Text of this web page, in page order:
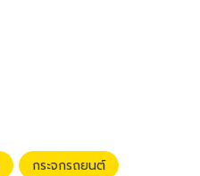
กระจกรถยนต์